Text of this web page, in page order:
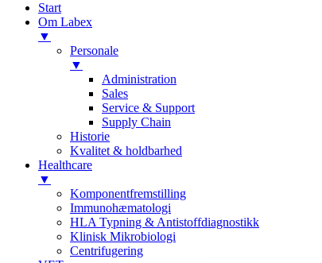
Start
Om Labex
▼
Personale
▼
Administration
Sales
Service & Support
Supply Chain
Historie
Kvalitet & holdbarhed
Healthcare
▼
Komponentfremstilling
Immunohæmatologi
HLA Typning & Antistoffdiagnostikk
Klinisk Mikrobiologi
Centrifugering